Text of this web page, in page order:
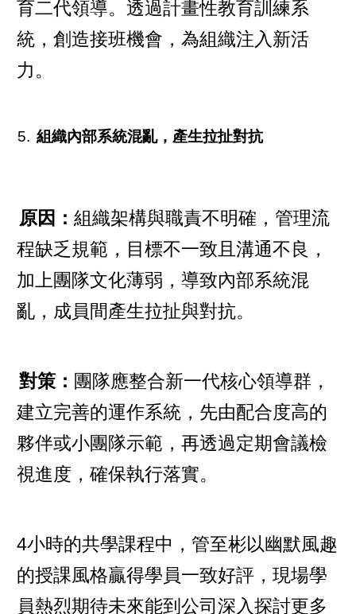
育二代領導。透過計畫性教育訓練系
統，創造接班機會，為組織注入新活
力。
組織內部系統混亂，產生拉扯對抗
原因： 組織架構與職責不明確，管理流
程缺乏規範，目標不一致且溝通不良，
加上團隊文化薄弱，導致內部系統混
亂，成員間產生拉扯與對抗。
對策： 團隊應整合新一代核心領導群，
建立完善的運作系統，先由配合度高的
夥伴或小團隊示範，再透過定期會議檢
視進度，確保執行落實。
4小時的共學課程中，管至彬以幽默風趣
的授課風格贏得學員一致好評，現場學
員熱烈期待未來能到公司深入探討更多